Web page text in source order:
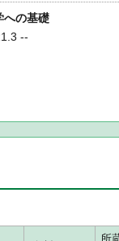
への基礎
--